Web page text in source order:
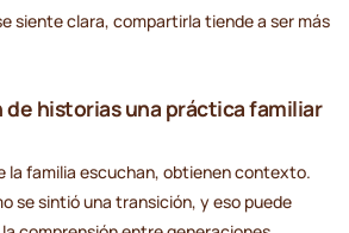
siente clara, compartirla tiende a ser más
de historias una práctica familiar
la familia escuchan, obtienen contexto.
se sintió una transición, y eso puede